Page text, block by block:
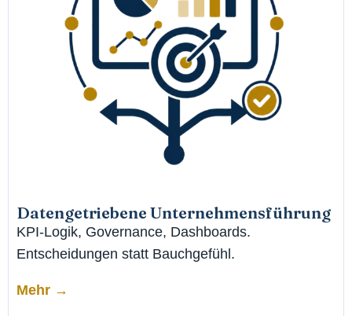
Datengetriebene Unternehmensführung
KPI-Logik, Governance, Dashboards.
Entscheidungen statt Bauchgefühl.
Mehr →